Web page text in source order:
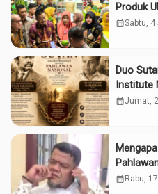
Produk
calendar_monthSabtu, 4
Duo
Institute
Nasional
calendar_monthJumat,
Iskander?
calendar_month Rabu,